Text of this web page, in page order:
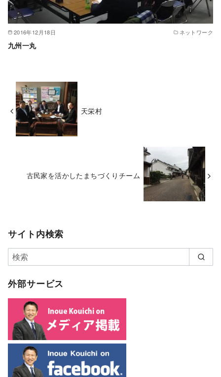
2016年12月18日 ネットワーク
九州一丸
天栄村
古民家を活かしたまちづくりチーム
サイト内検索
外部サービス